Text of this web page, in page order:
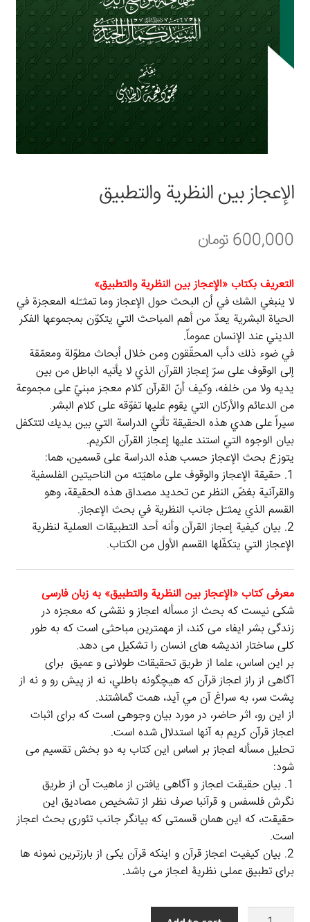
سبد خرید
قوانین و مقررات
الإعجاز بين النظرية والتطبيق
600,000تومان
التعریف بکتاب «الإعجاز بين النظرية والتطبيق»
لا ينبغي الشك في أن البحث حول الإعجاز وما تمثـّله المعجزة في
الحياة البشرية يعدّ من أهم المباحث التي يتكوّن بمجموعها الفكر
الديني عند الإنسان عموماً.
في ضوء ذلك دأب المحقّقون ومن خلال أبحاث مطوّلة ومعمّقة
إلى الوقوف على سرّ إعجاز القرآن الذي لا يأتيه الباطل من بين
يديه ولا من خلفه، وكيف أنّ القرآن كلام معجز مبنيّ على مجموعة
من الدعائم والأركان التي يقوم عليها تفوّقه على كلام البشر.
سيراً على هدي هذه الحقيقة تأتي الدراسة التي بين يديك لتتكفل
بيان الوجوه التي استند عليها إعجاز القرآن الكريم.
يتوزع بحث الإعجاز حسب هذه الدراسة على قسمين، هما:
1. حقيقة الإعجاز والوقوف على ماهيّته من الناحيتين الفلسفية
والقرآنية بغضّ النظر عن تحديد مصداق هذه الحقيقة، وهو
القسم الذي يمثـّل جانب النظرية في بحث الإعجاز.
2. بيان كيفية إعجاز القرآن وأنه أحد التطبيقات العملية لنظرية
الإعجاز التي يتكفّلها القسم الأول من الكتاب.
معرفی کتاب «الإعجاز بين النظرية والتطبيق» به زبان فارسی
شکی نیست که بحث از مسأله اعجاز و نقشی که معجزه در
زندگی بشر ایفاء می کند، از مهمترین مباحثی است که به طور
کلی ساختار اندیشه های انسان را تشکیل می دهد.
بر این اساس، علما از طریق تحقیقات طولانی و عمیق برای
آگاهی از راز اعجاز قرآن كه هيچگونه باطلي، نه از پيش رو و نه از
پشت سر، به سراغ آن مي‏ آيد، همت گماشتند.
از این رو، اثر حاضر، در مورد بیان وجوهی است که برای اثبات
اعجاز قرآن کریم به آنها استدلال شده است.
تحلیل مسأله اعجاز بر اساس این کتاب به دو بخش تقسیم می
شود:
1. بیان حقیقت اعجاز و آگاهی یافتن از ماهیت آن از طریق
نگرش فلسفس و قرآنبا صرف نظر از تشخیص مصادیق این
حقیقت، که این همان قسمتی که بیانگر جانب تئوری بحث اعجاز
است.
2. بیان کیفیت اعجاز قرآن و اینکه قرآن یکی از بارزترین نمونه ها
برای تطبیق عملی نظریۀ اعجاز می باشد.
الإعجاز